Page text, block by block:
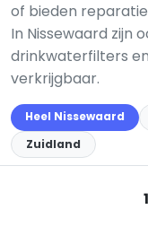
of bieden
In Nissewaard zijn
drinkwaterfilters
verkrijgbaar.
Heel Nissewaard
Zuidland